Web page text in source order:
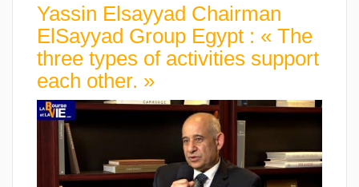
Yassin Elsayyad Chairman
ElSayyad Group Egypt : « The
three types of activities support
each other. »